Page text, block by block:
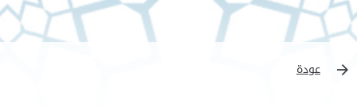
عودة